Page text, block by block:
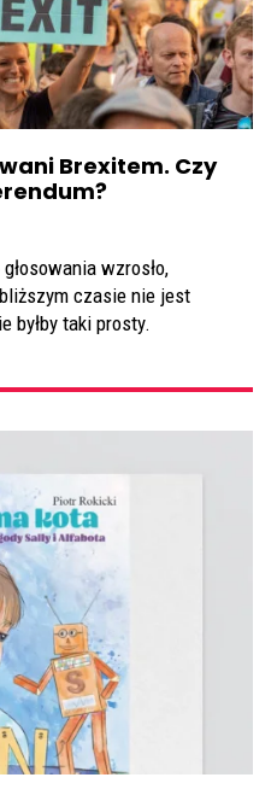
Brexitem. Czy
wzrosło,
czasie nie jest
byłby taki prosty.